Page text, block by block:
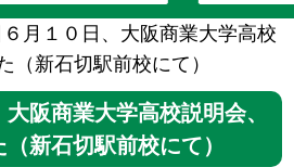
月１０日、大阪商業大学高校
（新石切駅前校にて）
阪商業大学高校説明会、
新石切駅前校にて）